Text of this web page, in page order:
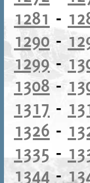
1281 -
1290 -
1299-
1308 -
1317 -
1326 -
1335 -
1344 -